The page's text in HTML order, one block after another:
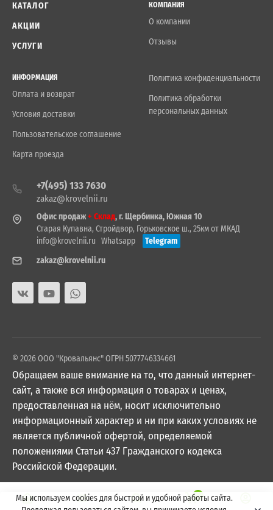
КАТАЛОГ
АКЦИИ
УСЛУГИ
КОМПАНИЯ
О компании
Отзывы
ИНФОРМАЦИЯ
Оплата и возврат
Условия доставки
Пользовательское соглашение
Карта проезда
Политика конфиденциальности
Политика обработки
персональных данных
+7(495) 133 7630
zakaz@krovelnii.ru
Офис продаж+ Склад, г. Щербинка, Южная 10
Старая Купавна, Стройдвор, Горьковское ш., 25км от МКАД
info@krovelnii.ru Whatsapp
Telegram
zakaz@krovelnii.ru
© 2026 ООО "Кровальянс" ОГРН 5077746334661
Обращаем ваше внимание на то, что данный интернет-
сайт, а также вся информация о товарах и ценах,
предоставленная на нём, носит исключительно
информационный характер и ни при каких условиях не
является публичной офертой, определяемой
положениями Статьи 437 Гражданского кодекса
Российской Федерации.
Мы используем cookies для быстрой и удобной работы сайта.
0